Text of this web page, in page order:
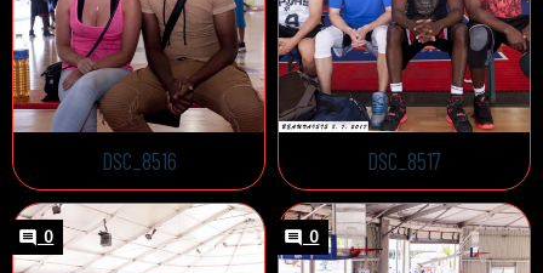
DSC_8516 DSC_8517
0 0